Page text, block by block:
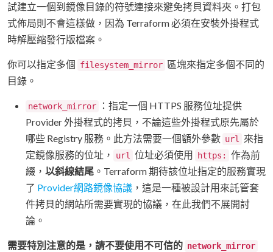
試建立一個到鏡像目錄的符號連接來避免拷貝資料夾。打包
式佈局則不會這樣做，因為 Terraform 必須在安裝外掛程式
時解壓縮發行版檔案。
你可以指定多個 filesystem_mirror 區塊來指定多個不同的
目錄。
network_mirror
：指定一個 HTTPS 服務位址提供
Provider 外掛程式的拷貝，不論這些外掛程式原先屬於
哪些 Registry 服務。此方法需要一個額外參數 url 來指
定鏡像服務的位址，
url 位址必須使用 https:
作為前
綴， 以斜線結尾 。Terraform 期待該位址指定的服務實現
了 Provider網路鏡像協議 ，這是一種被設計用來託管套
件拷貝的網站所需要實現的協議，在此我們不展開討
論。
需要特別注意的是，請不要使用不可信的 network_mirror